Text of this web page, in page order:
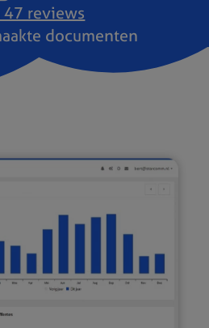
reviews
documenten